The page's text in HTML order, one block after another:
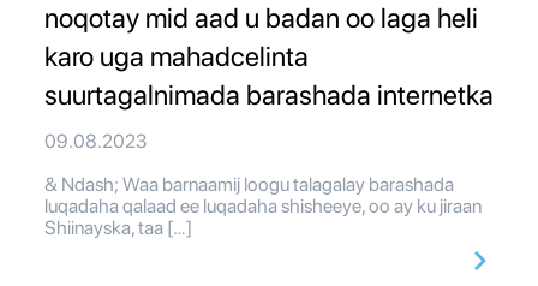
noqotay mid aad u badan oo laga heli
karo uga mahadcelinta
suurtagalnimada barashada internetka
09.08.2023
& Ndash; Waa barnaamij loogu talagalay barashada
luqadaha qalaad ee luqadaha shisheeye, oo ay ku jiraan
Shiinayska, taa […]